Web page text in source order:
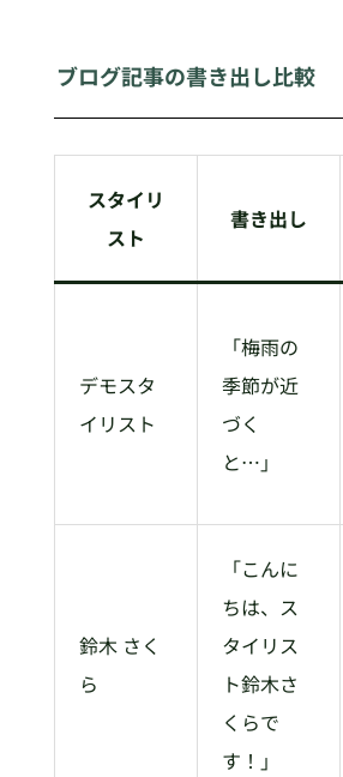
ブログ記事の書き出し比較
スタイリ
スト
書き出し
デモスタ
イリスト
「梅雨の
季節が近
づく
と…」
鈴木 さく
ら
「こんに
ちは、ス
タイリス
ト鈴木さ
くらで
す！」